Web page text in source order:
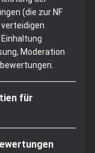
(die zur NF
Moderation
für